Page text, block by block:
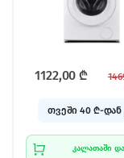
1122,00₾
თვეში 40 ₾-დან
კალათაში